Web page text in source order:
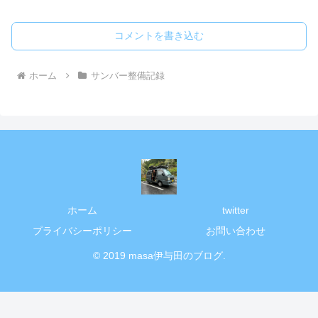
コメントを書き込む
ホーム サンバー整備記録
ホーム
twitter
プライバシーポリシー
お問い合わせ
© 2019 masa伊与田のブログ.